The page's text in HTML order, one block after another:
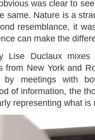
was clear to
same. Nature is a
resemblance, it
can make the
Lise Duclaux mixes
from New York and
by meetings with
of information, the
representing what is